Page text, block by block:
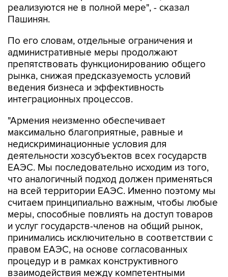
По его словам, отдельные ограничения и
препятствовать функционированию общего
рынка, снижая предсказуемость условий
ведения бизнеса и эффективность
интеграционных процессов.
"Армения неизменно обеспечивает
недискриминационные условия для
деятельности хозсубъектов всех государств
ЕАЭС. Мы последовательно исходим из того,
что аналогичный подход должен применяться
на всей территории ЕАЭС. Именно поэтому мы
считаем принципиально важным, чтобы любые
меры, способные повлиять на доступ товаров
и услуг государств-членов на общий рынок,
принимались исключительно в соответствии с
правом ЕАЭС, на основе согласованных
процедур и в рамках конструктивного
взаимодействия между компетентными
органами", - заявил премьер Армении.